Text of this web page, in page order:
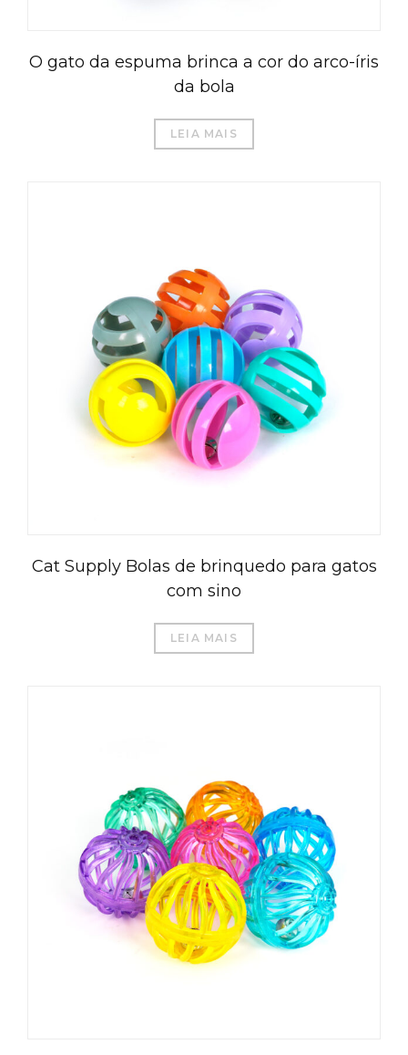
O gato da espuma brinca a cor do arco-íris
da bola
LEIA MAIS
Cat Supply Bolas de brinquedo para gatos
com sino
LEIA MAIS